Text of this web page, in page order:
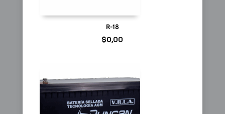
R-18
$0,00